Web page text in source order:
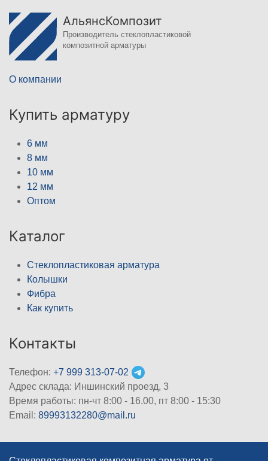
АльянсКомпозит
Производитель стеклопластиковой
композитной арматуры
О компании
Купить арматуру
6 мм
8 мм
10 мм
12 мм
Оптом
Каталог
Стеклопластиковая арматура
Колышки
Фибра
Как купить
Контакты
Телефон: +7 999 313-07-02
Адрес склада: Иншинский проезд, 3
Время работы: пн-чт 8:00 - 16.00, пт 8:00 - 15:30
Email: 89993132280@mail.ru